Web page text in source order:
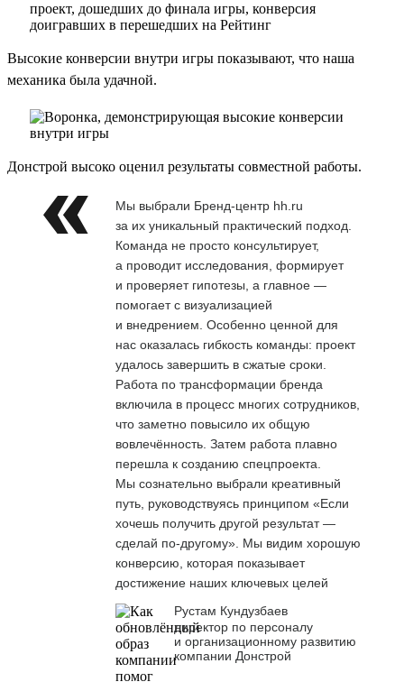
Высокие конверсии внутри игры показывают, что наша
механика была удачной.
Донстрой высоко оценил результаты совместной работы.
Мы выбрали Бренд-центр hh.ru
за их уникальный практический подход.
Команда не просто консультирует,
а проводит исследования, формирует
и проверяет гипотезы, а главное —
помогает с визуализацией
и внедрением. Особенно ценной для
нас оказалась гибкость команды: проект
удалось завершить в сжатые сроки.
Работа по трансформации бренда
включила в процесс многих сотрудников,
что заметно повысило их общую
вовлечённость. Затем работа плавно
перешла к созданию спецпроекта.
Мы сознательно выбрали креативный
путь, руководствуясь принципом «Если
хочешь получить другой результат —
сделай по-другому». Мы видим хорошую
конверсию, которая показывает
достижение наших ключевых целей
Рустам Кундузбаев
директор по персоналу
и организационному развитию
компании Донстрой